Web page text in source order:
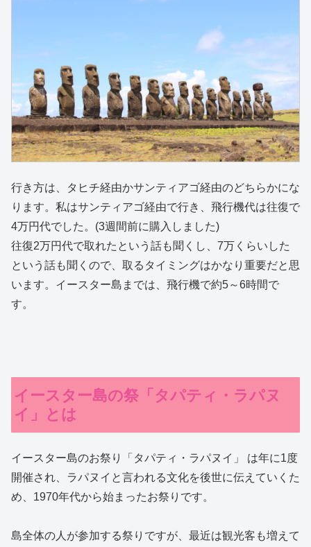
行き方は、タヒチ経由かサンティアゴ経由のどちらかにな
ります。私はサンティアゴ経由で行き、飛行機代は往復で
4万円代でした。(3週間前に購入しました)
往復2万円代で取れたという話も聞くし、7万くらいした
という話も聞くので、取るタイミングはかなり重要だと思
います。イースター島までは、飛行機で約5～6時間で
す。
イースター島の祭「タパティ・ラパヌ
イ」とは
イースター島のお祭り「タパティ・ラパヌイ」 は年に1度
開催され、ラパヌイと言われる文化を後世に伝えていくた
め、1970年代から始まったお祭りです。
島全体の人が参加する祭りですが、最近は観光客も増えて